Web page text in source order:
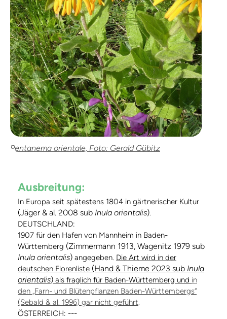
Pentanema orientale, Foto: Gerald Gübitz
Ausbreitung:
In Europa seit spätestens 1804 in gärtnerischer Kultur
(Jäger & al. 2008 sub Inula orientalis).
DEUTSCHLAND:
1907 für den Hafen von Mannheim in Baden-
Württemberg (Zimmermann 1913, Wagenitz 1979 sub
Inula orientalis) angegeben. Die Art wird in der
deutschen Florenliste (Hand & Thieme 2023 sub Inula
orientalis) als fraglich für Baden-Württemberg und in
den „Farn- und Blütenpflanzen Baden-Württembergs“
(Sebald & al. 1996) gar nicht geführt.
ÖSTERREICH: ---